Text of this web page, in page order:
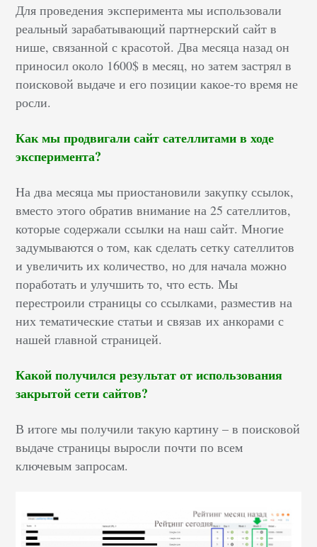
Для проведения эксперимента мы использовали
реальный зарабатывающий партнерский сайт в
нише, связанной с красотой. Два месяца назад он
приносил около 1600$ в месяц, но затем застрял в
поисковой выдаче и его позиции какое-то время не
росли.
Как мы продвигали сайт сателлитами в ходе
эксперимента?
На два месяца мы приостановили закупку ссылок,
вместо этого обратив внимание на 25 сателлитов,
которые содержали ссылки на наш сайт. Многие
задумываются о том, как сделать сетку сателлитов
и увеличить их количество, но для начала можно
поработать и улучшить то, что есть. Мы
перестроили страницы со ссылками, разместив на
них тематические статьи и связав их анкорами с
нашей главной страницей.
Какой получился результат от использования
закрытой сети сайтов?
В итоге мы получили такую картину – в поисковой
выдаче страницы выросли почти по всем
ключевым запросам.